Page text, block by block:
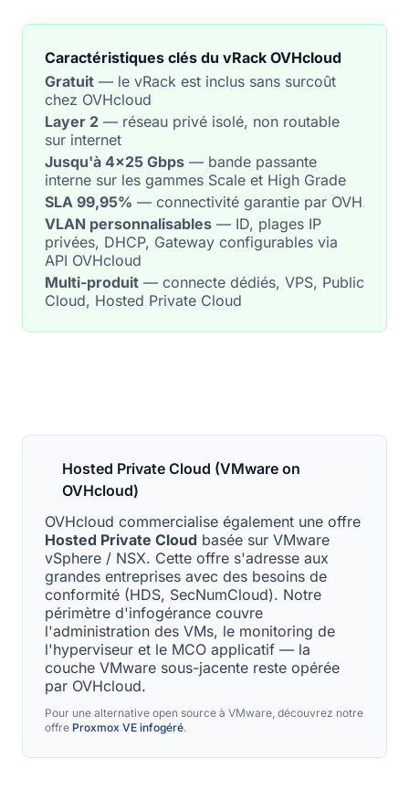
Caractéristiques clés du vRack OVHcloud
Gratuit — le vRack est inclus sans surcoût
chez OVHcloud
Layer 2 — réseau privé isolé, non routable
sur internet
Jusqu'à 4×25 Gbps — bande passante
interne sur les gammes Scale et High Grade
SLA 99,95% — connectivité garantie par OVH
VLAN personnalisables — ID, plages IP
privées, DHCP, Gateway configurables via
API OVHcloud
Multi-produit — connecte dédiés, VPS, Public
Cloud, Hosted Private Cloud
Hosted Private Cloud (VMware on
OVHcloud)
OVHcloud commercialise également une offre
Hosted Private Cloud basée sur VMware
vSphere / NSX. Cette offre s'adresse aux
grandes entreprises avec des besoins de
conformité (HDS, SecNumCloud). Notre
périmètre d'infogérance couvre
l'administration des VMs, le monitoring de
l'hyperviseur et le MCO applicatif — la
couche VMware sous-jacente reste opérée
par OVHcloud.
Pour une alternative open source à VMware, découvrez notre
offre Proxmox VE infogéré.